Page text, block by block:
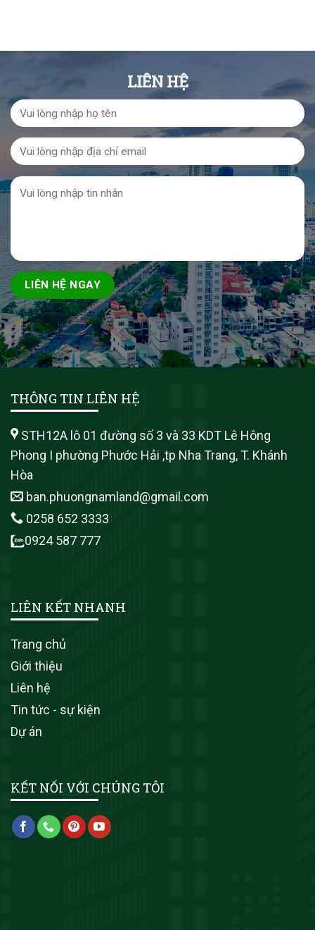
LIÊN HỆ
THÔNG TIN LIÊN HỆ
STH12A lô 01 đường số 3 và 33 KDT Lê Hông
Phong I phường Phước Hải ,tp Nha Trang, T. Khánh
Hòa
ban.phuongnamland@gmail.com
0258 652 3333
0924 587 777
LIÊN KẾT NHANH
Trang chủ
Giới thiệu
Liên hệ
Tin tức - sự kiện
Dự án
KẾT NỐI VỚI CHÚNG TÔI